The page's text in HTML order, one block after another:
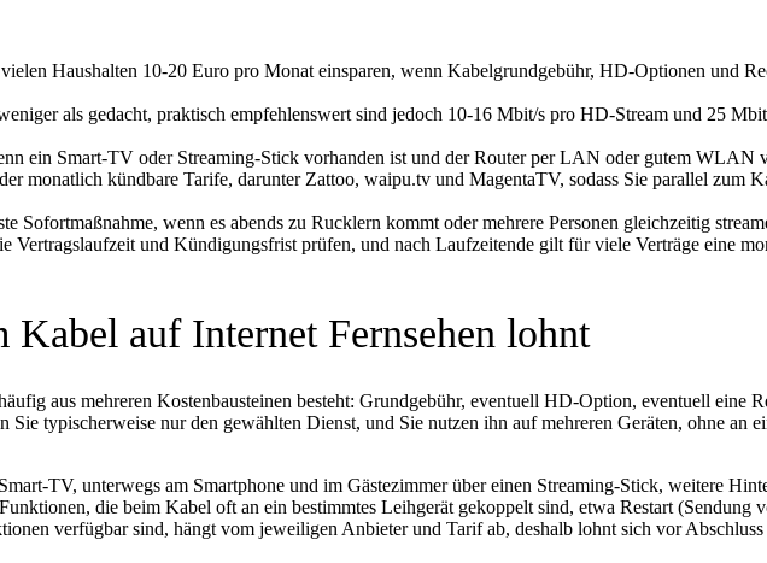
Haushalten 10-20 Euro pro Monat einsparen, wenn Kabelgrundgebühr, HD-Optionen und
als gedacht, praktisch empfehlenswert sind jedoch 10-16 Mbit/s pro HD-Stream und 25
ein Smart-TV oder Streaming-Stick vorhanden ist und der Router per LAN oder gutem WLAN
monatlich kündbare Tarife, darunter Zattoo, waipu.tv und MagentaTV, sodass Sie parallel zum
Sofortmaßnahme, wenn es abends zu Rucklern kommt oder mehrere Personen gleichzeitig
Vertragslaufzeit und Kündigungsfrist prüfen, und nach Laufzeitende gilt für viele Verträge eine
auf Internet Fernsehen lohnt
aus mehreren Kostenbausteinen besteht: Grundgebühr, eventuell HD-Option, eventuell eine
Sie typischerweise nur den gewählten Dienst, und Sie nutzen ihn auf mehreren Geräten, ohne an
TV, unterwegs am Smartphone und im Gästezimmer über einen Streaming-Stick, weitere
die beim Kabel oft an ein bestimmtes Leihgerät gekoppelt sind, etwa Restart (Sendung
verfügbar sind, hängt vom jeweiligen Anbieter und Tarif ab, deshalb lohnt sich vor